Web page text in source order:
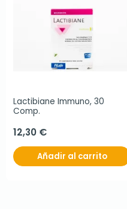
Lactibiane Immuno, 30
Comp.
12,30 €
Añadir al carrito